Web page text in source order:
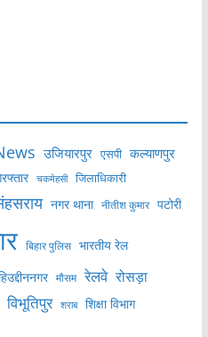
उजियारपुर एसपी कल्याणपुर
चकमेहसी जिलाधिकारी
नगर थाना नीतीश कुमार पटोरी
बिहार पुलिस भारतीय रेल
मौसम रेलवे रोसड़ा
विभूतिपुर शराब शिक्षा विभाग